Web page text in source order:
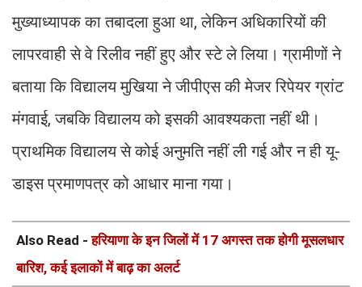
मुख्याध्यापक का तबादला हुआ था, लेकिन अधिकारियों की
लापरवाही से वे रिलीव नहीं हुए और स्टे ले लिया। ग्रामीणों ने
बताया कि विद्यालय मुखिया ने जीपीएस की मेजर रिपेयर ग्रांट
मंगवाई, जबकि विद्यालय को इसकी आवश्यकता नहीं थी।
प्राथमिक विद्यालय से कोई अनुमति नहीं ली गई और न ही यू-
डाइस प्रमाणपत्र को आधार माना गया।
Also Read -हरियाणा के इन जिलों में 17 अगस्त तक होगी मूसलधार
बारिश, कई इलाकों में बाढ़ का अलर्ट